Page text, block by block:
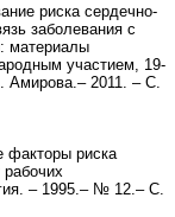
риска сердечно-
заболевания с
материалы
участием, 19-
2011. – С.
риска
– 1995.– № 12.– С.